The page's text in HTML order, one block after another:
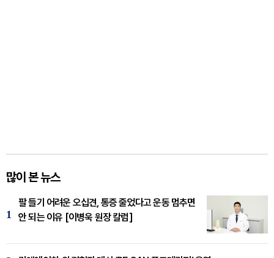
많이 본 뉴스
1
팔 들기 어려운 오십견, 통증 줄었다고 운동 멈추면
안 되는 이유 [이병욱 원장 칼럼]